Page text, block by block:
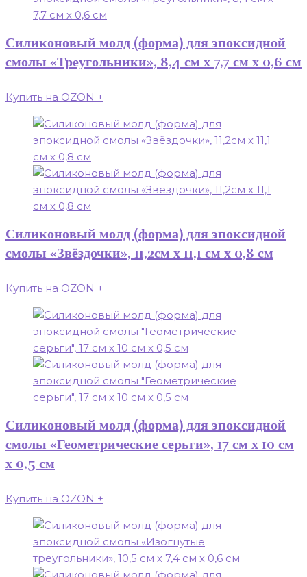
Силиконовый молд (форма) для эпоксидной
смолы «Треугольники», 8,4 см х 7,7 см х 0,6 см
Купить на OZON +
Силиконовый молд (форма) для эпоксидной
смолы «Звёздочки», 11,2см х 11,1 см х 0,8 см
Купить на OZON +
Силиконовый молд (форма) для эпоксидной
смолы «Геометрические серьги», 17 см х 10 см
х 0,5 см
Купить на OZON +